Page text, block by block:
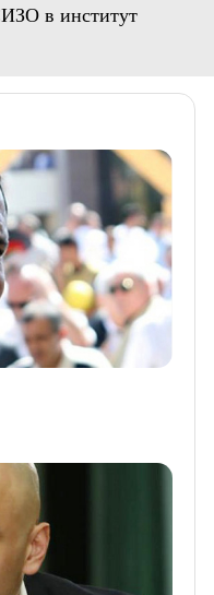
в институт